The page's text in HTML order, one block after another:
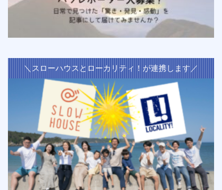
＼スローハウスとローカリティ！が連携します／